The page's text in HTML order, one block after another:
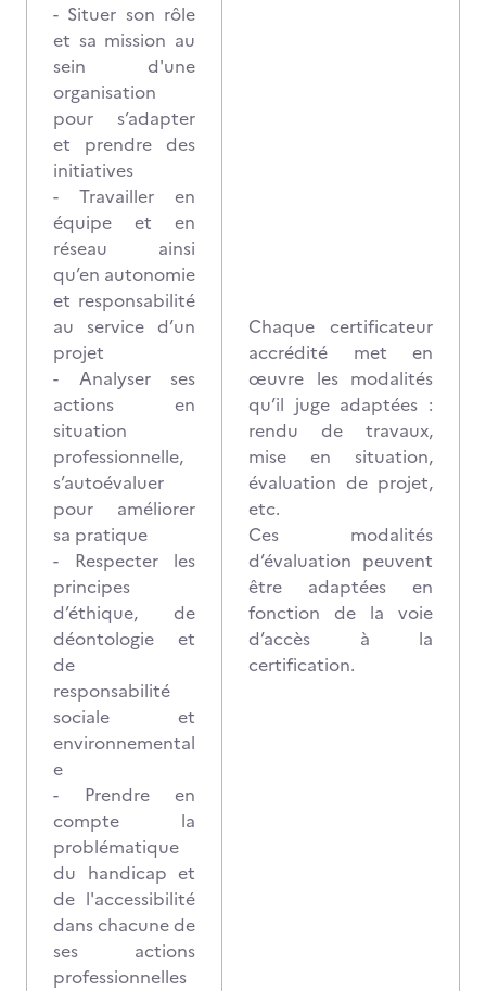
- Situer son rôle
et sa mission au
sein d'une
organisation
pour s’adapter
et prendre des
initiatives
- Travailler en
équipe et en
réseau ainsi
qu’en autonomie
et responsabilité
au service d’un
projet
- Analyser ses
actions en
situation
professionnelle,
s’autoévaluer
pour améliorer
sa pratique
- Respecter les
principes
d’éthique, de
déontologie et
de
responsabilité
sociale et
environnemental
e
- Prendre en
compte la
problématique
du handicap et
de l'accessibilité
dans chacune de
ses actions
professionnelles
Chaque certificateur
accrédité met en
œuvre les modalités
qu’il juge adaptées :
rendu de travaux,
mise en situation,
évaluation de projet,
etc.
Ces modalités
d’évaluation peuvent
être adaptées en
fonction de la voie
d’accès à la
certification.